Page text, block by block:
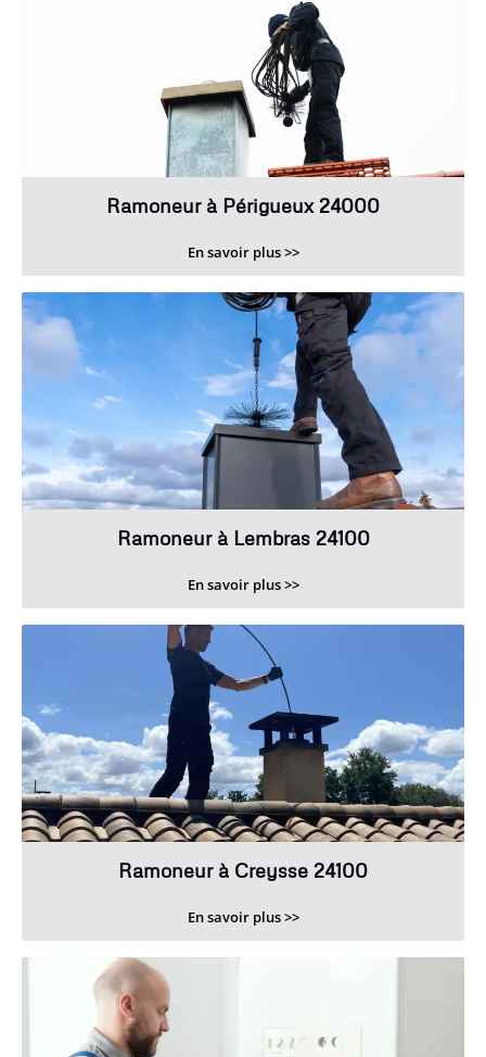
Ramoneur à Périgueux 24000
En savoir plus >>
Ramoneur à Lembras 24100
En savoir plus >>
Ramoneur à Creysse 24100
En savoir plus >>